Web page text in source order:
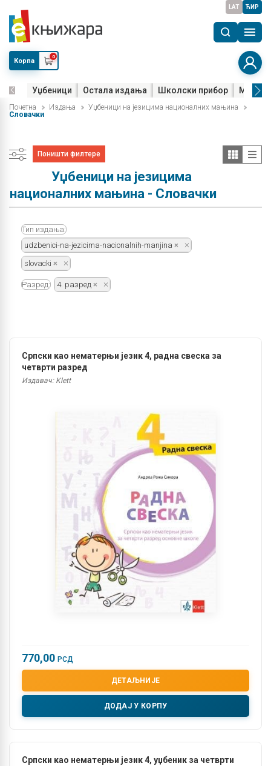
LAT ЋИР
Корпа
0
Уџбеници Остала издања Школски прибор Мала
Почетна Издања
Уџбеници на језицима националних мањина
Словачки
Поништи филтере
Уџбеници на језицима
националних мањина - Словачки
Тип издања:
udzbenici-na-jezicima-nacionalnih-manjina
slovacki
Разред: 4. разред
Српски као нематерњи језик 4, радна свеска за
четврти разред
Издавач: Klett
770,00 РСД
ДЕТАЉНИЈЕ
ДОДАЈ У КОРПУ
Српски као нематерњи језик 4, уџбеник за четврти